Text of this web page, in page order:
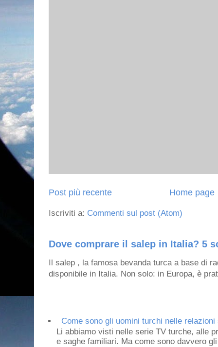
Post più recente Home page
Iscriviti a: Commenti sul post (Atom)
Dove comprare il salep in Italia? 5
Il salep , la famosa bevanda turca a base di
disponibile in Italia. Non solo: in Europa, è
Come sono gli uomini turchi nelle
Li abbiamo visti nelle serie TV turche, alle
e saghe familiari. Ma come sono davvero